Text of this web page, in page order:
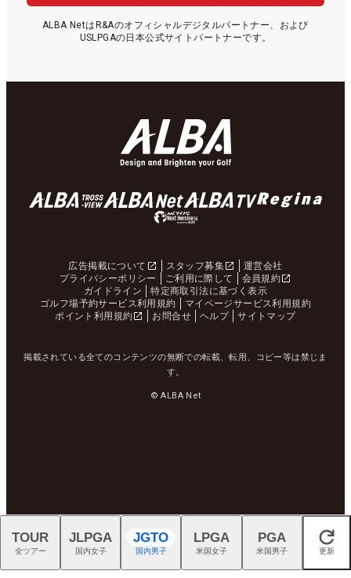
ALBA NetはR&Aのオフィシャルデジタルパートナー、および
USLPGAの日本公式サイトパートナーです。
広告掲載について スタッフ募集
運営会社
プライバシーポリシー
ご利用に際して
会員規約
ガイドライン
特定商取引法に基づく表示
ゴルフ場予約サービス利用規約
マイページサービス利用規約
ポイント利用規約
お問合せ ヘルプ サイトマップ
掲載されている全てのコンテンツの無断での転載、転用、コピー等は禁じま
す。
© ALBA Net
閉じる
TOUR
全ツアー
JLPGA
国内女子
JGTO
国内男子
LPGA
米国女子
PGA
米国男子 更新